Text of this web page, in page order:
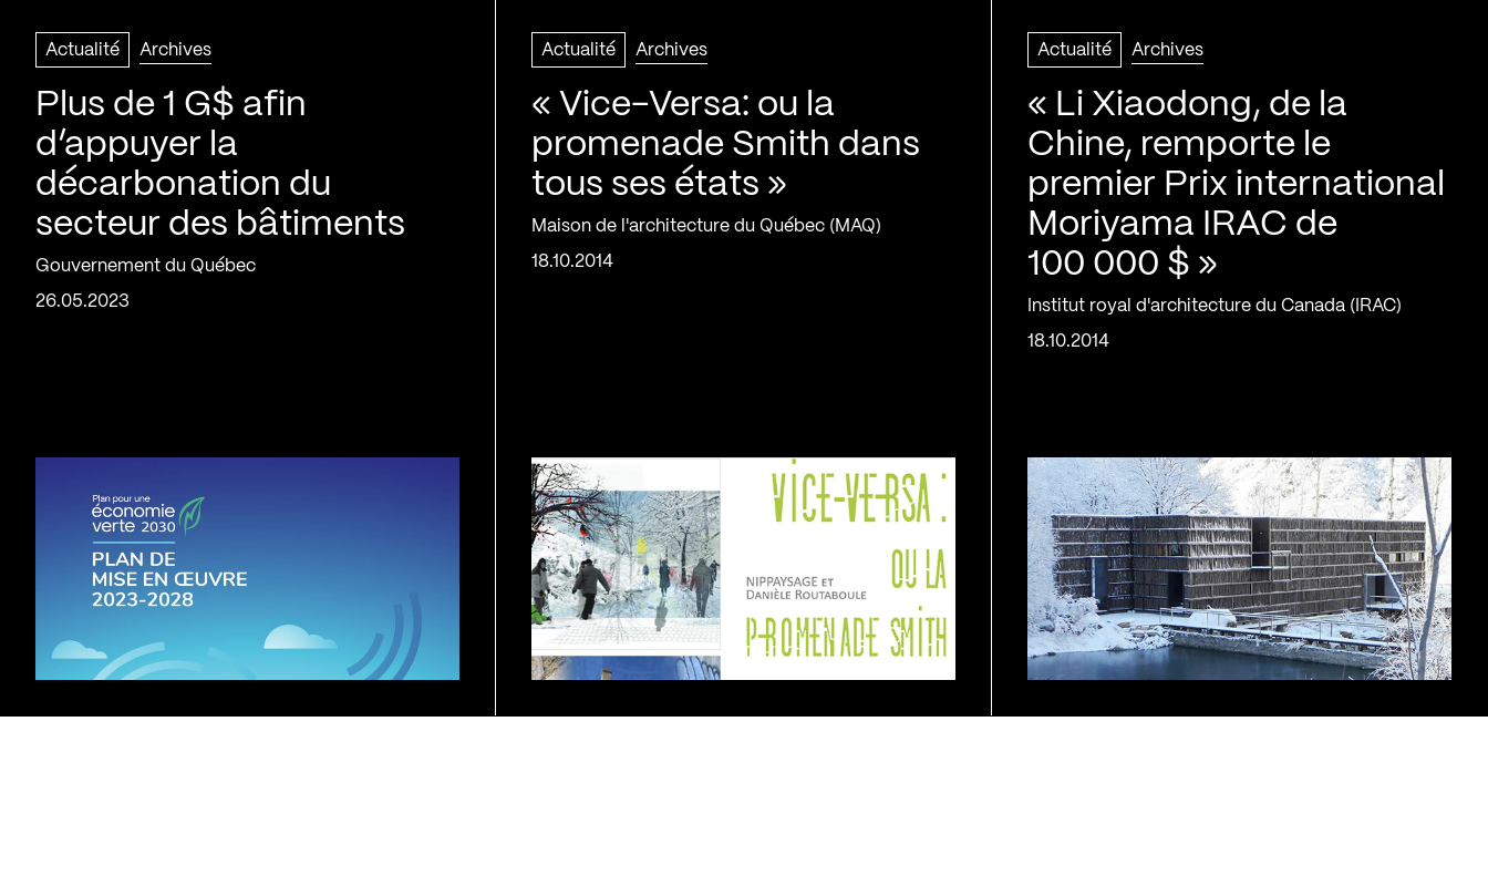
Actualité Archives
Plus de 1 G$ afin
d’appuyer la
décarbonation du
secteur des bâtiments
Gouvernement du Québec
26.05.2023
Actualité Archives
« Vice-Versa: ou la
promenade Smith dans
tous ses états »
Maison de l'architecture du Québec (MAQ)
18.10.2014
Actualité Archives
« Li Xiaodong, de la
Chine, remporte le
premier Prix international
Moriyama IRAC de
100 000 $ »
Institut royal d'architecture du Canada (IRAC)
18.10.2014